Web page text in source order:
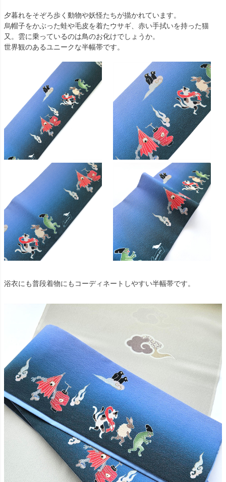
夕暮れをそぞろ歩く動物や妖怪たちが描かれています。
烏帽子をかぶった蛙や毛皮を着たウサギ、赤い手拭いを持った猫
又。雲に乗っているのは鳥のお化けでしょうか。
世界観のあるユニークな半幅帯です。
浴衣にも普段着物にもコーディネートしやすい半幅帯です。